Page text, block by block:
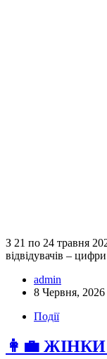
З 21 по 24 травня
відвідувачів –
admin
8 Червня, 2026
Події
👩‍💼